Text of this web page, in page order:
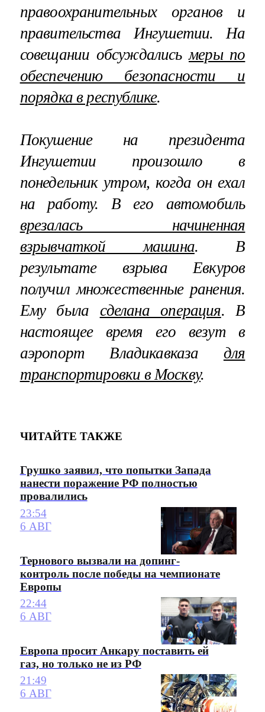
правоохранительных органов и
правительства Ингушетии. На
совещании обсуждалисьмеры по
обеспечению безопасности и
порядка в республике.
Покушение на президента
Ингушетии произошло в
понедельник утром, когда он ехал
на работу. В его автомобиль
врезалась начиненная
взрывчаткой машина. В
результате взрыва Евкуров
получил множественные ранения.
Ему была сделана операция. В
настоящее время его везут в
аэропорт Владикавказа для
транспортировки в Москву.
ЧИТАЙТЕ ТАКЖЕ
Грушко заявил, что попытки Запада
нанести поражение РФ полностью
провалились
23:54
6 АВГ
Тернового вызвали на допинг-
контроль после победы на чемпионате
Европы
22:44
6 АВГ
Европа просит Анкару поставить ей
газ, но только не из РФ
21:49
6 АВГ